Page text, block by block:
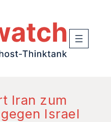
Iran zum
Israel